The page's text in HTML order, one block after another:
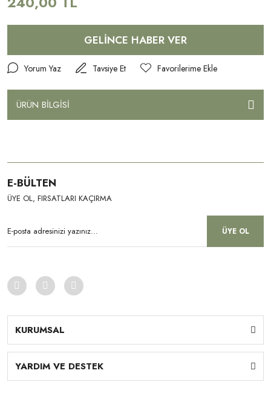
GELİNCE HABER VER
Yorum Yaz Tavsiye Et
ÜRÜN BİLGİSİ
E-BÜLTEN
ÜYE OL, FIRSATLARI KAÇIRMA
ÜYE OL
KURUMSAL
YARDIM VE DESTEK